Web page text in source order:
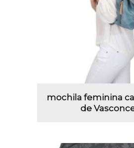
mochila feminina
de